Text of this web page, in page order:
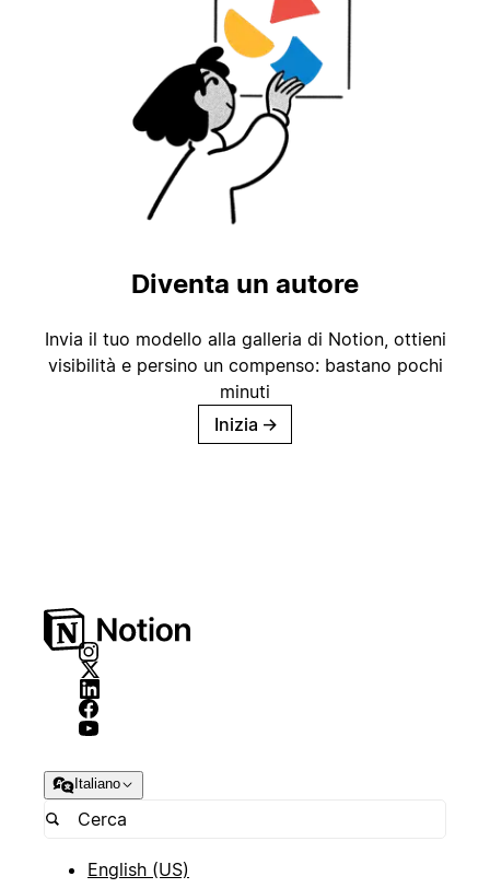
Diventa un autore
Invia il tuo modello alla galleria di Notion, ottieni
visibilità e persino un compenso: bastano pochi
minuti
Inizia →
Italiano
English (US)